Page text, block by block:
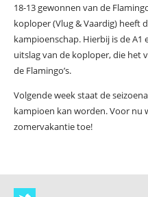
18-13 gewonnen van de
koploper (Vlug & Vaardig) heeft
kampioenschap. Hierbij is de A1
uitslag van de koploper, die het
de Flamingo’s.
Volgende week staat de
kampioen kan worden. Voor nu
zomervakantie toe!